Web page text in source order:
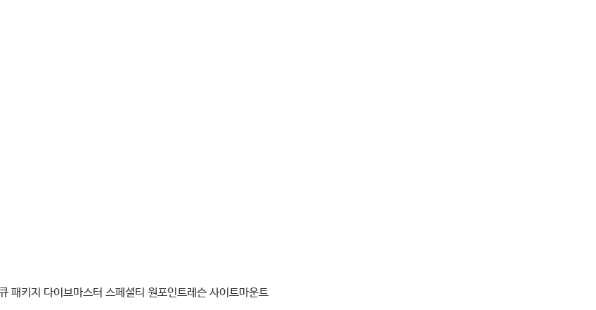
패키지 다이브마스터 스페셜티 원포인트레슨사이트마운트